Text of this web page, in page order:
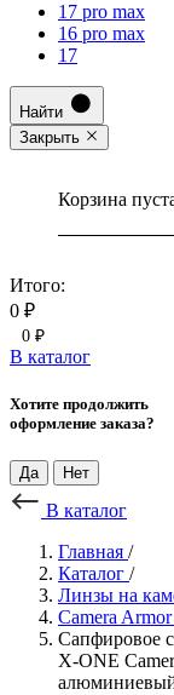
17 pro max
16 pro max
17
Найти
Закрыть
Корзина
Итого:
0 ₽
0 ₽
В каталог
Хотите продолжить
оформление заказа?
Да Нет
В каталог
Главная /
Каталог /
Линзы на
Camera
Сапфировое
X-ONE